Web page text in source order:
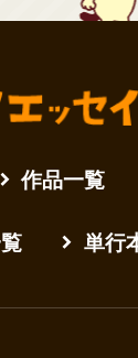
作品一覧
単行